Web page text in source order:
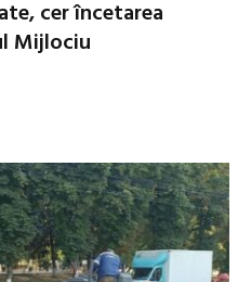
cer încetarea
Mijlociu